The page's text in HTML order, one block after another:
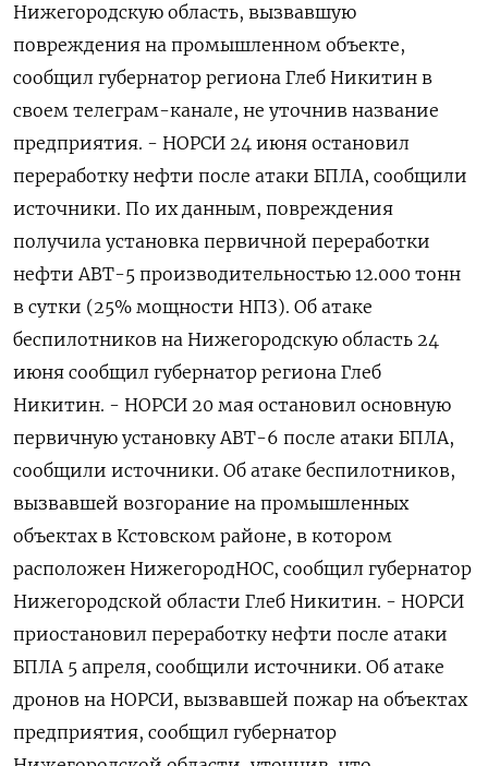
Нижегородскую область, вызвавшую
повреждения на промышленном объекте,
сообщил губернатор региона Глеб Никитин в
своем телеграм-канале, не уточнив название
предприятия. - НОРСИ 24 июня остановил
переработку нефти после атаки БПЛА, сообщили
источники. По их данным, повреждения
получила установка первичной переработки
нефти АВТ-5 производительностью 12.000 тонн
в сутки (25% мощности НПЗ). Об атаке
беспилотников на Нижегородскую область 24
июня сообщил губернатор региона Глеб
Никитин. - НОРСИ 20 мая остановил основную
первичную установку АВТ-6 после атаки БПЛА,
сообщили источники. Об атаке беспилотников,
вызвавшей возгорание на промышленных
объектах в Кстовском районе, в котором
расположен НижегородНОС, сообщил губернатор
Нижегородской области Глеб Никитин. - НОРСИ
приостановил переработку нефти после атаки
БПЛА 5 апреля, сообщили источники. Об атаке
дронов на НОРСИ, вызвавшей пожар на объектах
предприятия, сообщил губернатор